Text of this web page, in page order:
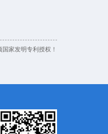
家发明专利授权！